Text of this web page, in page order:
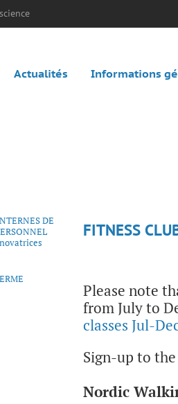
Actualités Informations
DE
FITNESS
Please note
from July to
classes Jul-
Sign-up to
Nordic